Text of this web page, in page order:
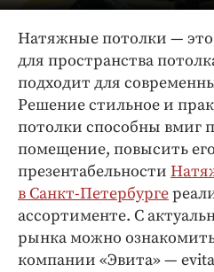
Спорт
Экономика и бизнес
ПРОЕКТЫ
Блоги
Издания
Медиаперсона
Интересное чтиво
Клиника года
Натяжные потолки — это
для пространства
подходит для
Решение стильное и
потолки способны вмиг
помещение, повысить
презентабельности
в Санкт-Петербурге
ассортименте. С
рынка можно
компании «Эвита» —